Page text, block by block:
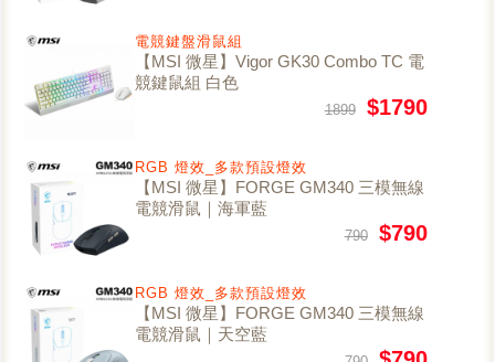
電競鍵盤滑鼠組
【MSI 微星】Vigor GK30 Combo TC 電
競鍵鼠組 白色
1899 $1790
RGB 燈效_多款預設燈效
【MSI 微星】FORGE GM340 三模無線
電競滑鼠｜海軍藍
790 $790
RGB 燈效_多款預設燈效
【MSI 微星】FORGE GM340 三模無線
電競滑鼠｜天空藍